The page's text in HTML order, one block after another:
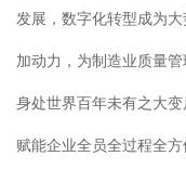
发展，数字化转型成为
加动力，为制造业质量
身处世界百年未有之大
赋能企业全员全过程全